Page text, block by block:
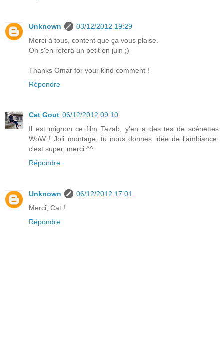
Unknown
03/12/2012 19:29
Merci à tous, content que ça vous plaise.
On s'en refera un petit en juin ;)
Thanks Omar for your kind comment !
Répondre
Cat Gout 06/12/2012 09:10
Il est mignon ce film Tazab, y'en a des tes de scénettes
WoW ! Joli montage, tu nous donnes idée de l'ambiance,
c'est super, merci ^^
Répondre
Unknown
06/12/2012 17:01
Merci, Cat !
Répondre